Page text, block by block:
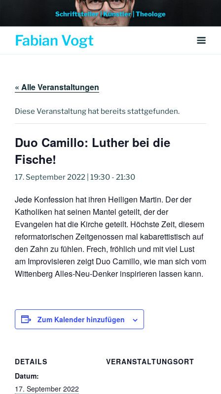
Inhalt
Schriftsteller | Künstler | Theologe
Fabian Vogt
« Alle Veranstaltungen
Diese Veranstaltung hat bereits stattgefunden.
Duo Camillo: Luther bei die
Fische!
17. September 2022 | 19:30 - 21:30
Jede Konfession hat ihren Heiligen Martin. Der der
Katholiken hat seinen Mantel geteilt, der der
Evangelen hat die Kirche geteilt. Höchste Zeit, diesem
reformatorischen Zeitgenossen mal kabarettistisch auf
den Zahn zu fühlen. Frech, fröhlich und mit viel Lust
am Improvisieren zeigt Duo Camillo, wie man sich vom
Wittenberg Alles-Neu-Denker inspirieren lassen kann.
Zum Kalender hinzufügen
DETAILS
Datum:
17. September 2022
VERANSTALTUNGSORT